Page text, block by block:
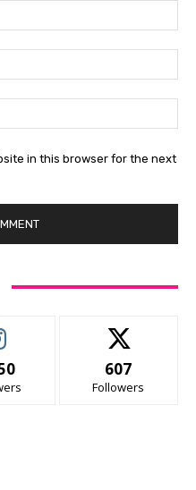
in this browser for the next
607
Followers